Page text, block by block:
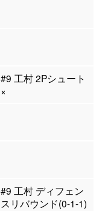
#9 工村 2Pシュート
×
#9 工村 ディフェン
スリバウンド(0-1-1)